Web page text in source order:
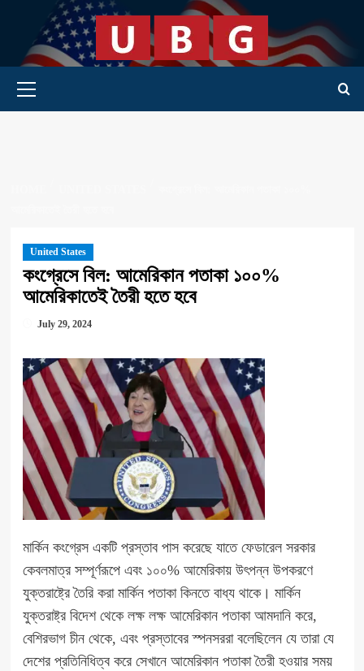
content
Primary Menu
United States
কংগ্রেসে বিল: আমেরিকান পতাকা ১০০%
আমেরিকাতেই তৈরী হতে হবে
July 29, 2024
মার্কিন কংগ্রেস একটি প্রস্তাব পাস করেছে যাতে ফেডারেল সরকার
কেবলমাত্র সম্পূর্ণরূপে এবং ১০০% আমেরিকায় উৎপন্ন উপকরণে
যুক্তরাষ্ট্রে তৈরি করা মার্কিন পতাকা কিনতে বাধ্য থাকে। মার্কিন
যুক্তরাষ্ট্র বিদেশ থেকে লক্ষ লক্ষ আমেরিকান পতাকা আমদানি করে,
বেশিরভাগ চীন থেকে, এবং প্রস্তাবের স্পনসররা বলেছিলেন যে তারা যে
দেশের প্রতিনিধিত্ব করে সেখানে আমেরিকান পতাকা তৈরী হওয়ার সময়